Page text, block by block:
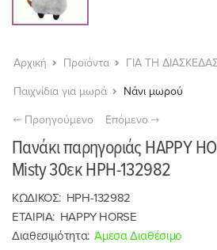
Αρχική Προϊόντα ΓΙΑ ΤΗ
Παιχνίδια για μωρά Νάνι μωρού
Προηγούμενο Επόμενο
Πανάκι παρηγοριάς HAPPY
Misty 30εκ HPH-132982
ΚΩΔΙΚΟΣ: HPH-132982
ΕΤΑΙΡΙΑ: HAPPY HORSE
Διαθεσιμότητα: Άμεσα Διαθέσιμο